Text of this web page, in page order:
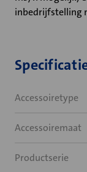
inbedrijfstelling
Accessoiretype
Accessoiremaat
Productserie